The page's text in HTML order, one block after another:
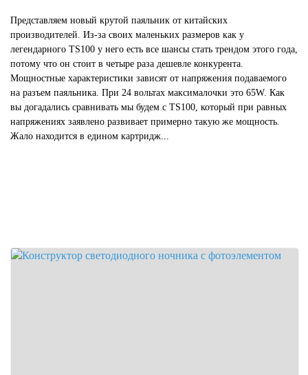
Представляем новый крутой паяльник от китайских
производителей. Из-за своих маленьких размеров как у
легендарного TS100 у него есть все шансы стать трендом этого года,
потому что он стоит в четыре раза дешевле конкурента.
Мощностные характеристики зависят от напряжения подаваемого
на разъем паяльника. При 24 вольтах максималочки это 65W. Как
вы догадались сравнивать мы будем с TS100, который при равных
напряжениях заявлено развивает примерно такую же мощность.
Жало находится в едином картридж...